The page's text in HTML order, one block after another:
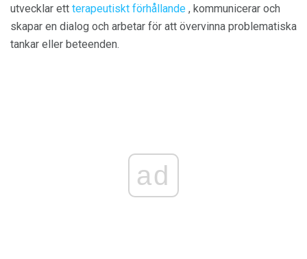
utvecklar ett terapeutiskt förhållande , kommunicerar och
skapar en dialog och arbetar för att övervinna problematiska
tankar eller beteenden.
ad